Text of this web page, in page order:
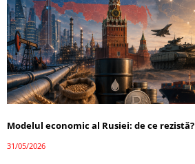
Modelul economic al Rusiei: de ce rezistă?
31/05/2026